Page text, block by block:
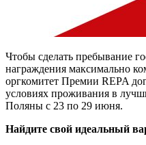
Чтобы сделать пребывание
награждения максимально
оргкомитет Премии REPA
условиях проживания в
Поляны с 23 по 29 июня.
Найдите свой идеальный